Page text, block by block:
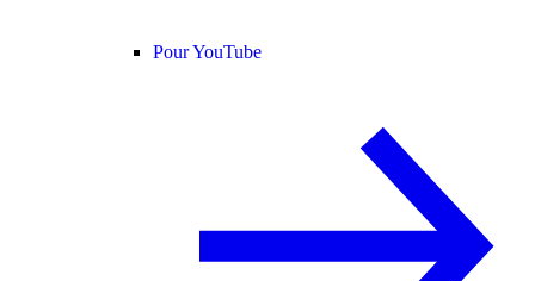
Pour YouTube